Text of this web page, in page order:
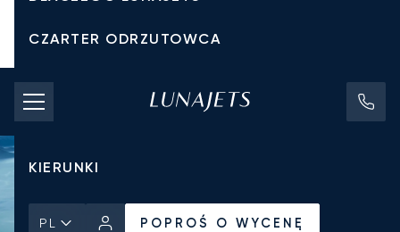
CZARTER ODRZUTOWCA
KOSZTY CZARTERU
PRYWATNE ODRZUTOWCE
KIERUNKI
PL POPROŚ O WYCENĘ